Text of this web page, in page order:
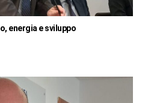
energia e sviluppo